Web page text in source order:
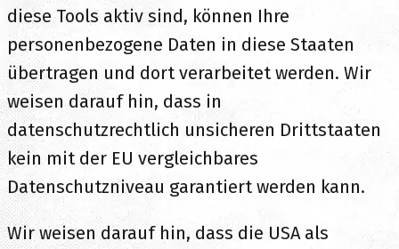
diese Tools aktiv sind, können Ihre
personenbezogene Daten in diese Staaten
übertragen und dort verarbeitet werden. Wir
weisen darauf hin, dass in
datenschutzrechtlich unsicheren Drittstaaten
kein mit der EU vergleichbares
Datenschutzniveau garantiert werden kann.
Wir weisen darauf hin, dass die USA als